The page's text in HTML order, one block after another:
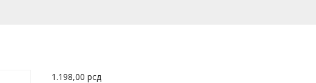
1.198,00 рсд